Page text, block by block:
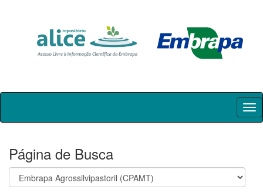
Skip
Página de Busca